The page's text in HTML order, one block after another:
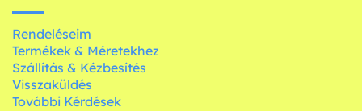
Rendeléseim
Termékek & Méretekhez
Szállítás & Kézbesítés
Visszaküldés
További Kérdések